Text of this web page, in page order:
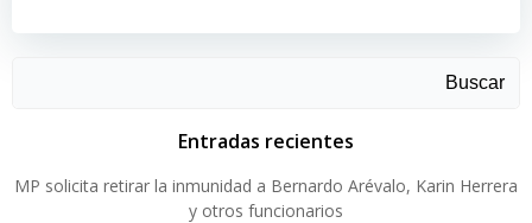
Buscar
Entradas recientes
MP solicita retirar la inmunidad a Bernardo Arévalo, Karin Herrera
y otros funcionarios